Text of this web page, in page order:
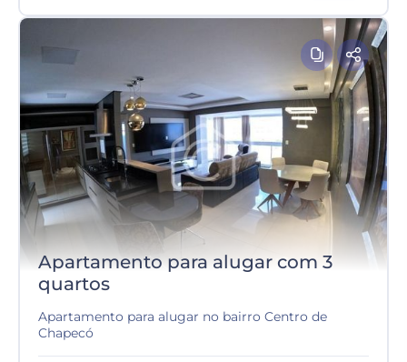
Apartamento para alugar com 3
quartos
Apartamento para alugar no bairro Centro de
Chapecó